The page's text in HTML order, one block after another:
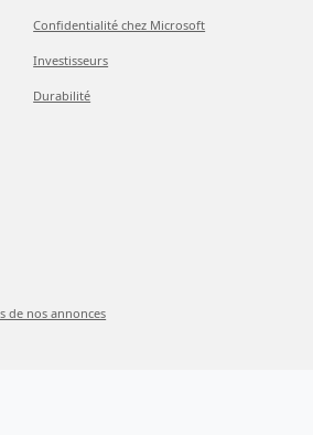
Confidentialité chez Microsoft
Investisseurs
Durabilité
de nos annonces